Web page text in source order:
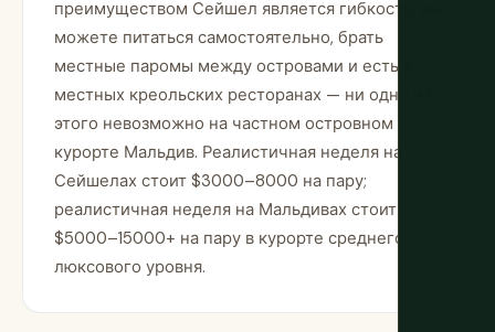
преимуществом Сейшел является гибкость: вы
можете питаться самостоятельно, брать
местные паромы между островами и есть в
местных креольских ресторанах — ни одно из
этого невозможно на частном островном
курорте Мальдив. Реалистичная неделя на
Сейшелах стоит $3000–8000 на пару;
реалистичная неделя на Мальдивах стоит
$5000–15000+ на пару в курорте среднего-
люксового уровня.